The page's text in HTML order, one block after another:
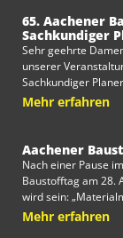
65. Aachener
Sachkundiger
Sehr geehrte
unserer
Sachkundiger
Mehr erfahren
Aachener
Nach einer Pause
Baustofftag am 28.
wird sein:
Mehr erfahren